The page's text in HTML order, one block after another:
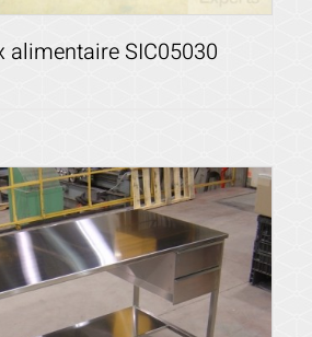
les détails
alimentaire SIC05030